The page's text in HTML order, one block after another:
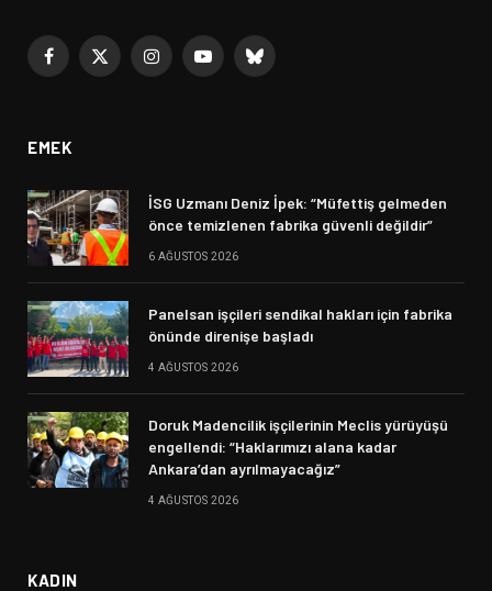
Facebook
X
InstagramYouTubeBluesky
EMEK
İSG Uzmanı Deniz İpek: “Müfettiş gelmeden
önce temizlenen fabrika güvenli değildir”
6 AĞUSTOS 2026
Panelsan işçileri sendikal hakları için fabrika
önünde direnişe başladı
4 AĞUSTOS 2026
Doruk Madencilik işçilerinin Meclis yürüyüşü
engellendi: “Haklarımızı alana kadar
Ankara’dan ayrılmayacağız”
4 AĞUSTOS 2026
KADIN